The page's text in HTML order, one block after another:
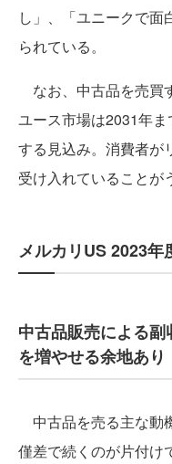
し」、「ユニークで
られている。
なお、中古品を売買
ユース市場は2031年
する見込み。消費者が
受け入れていることが
メルカリUS 2023年
中古品販売による
を増やせる余地あり
中古品を売る主な動
僅差で続くのが片付け